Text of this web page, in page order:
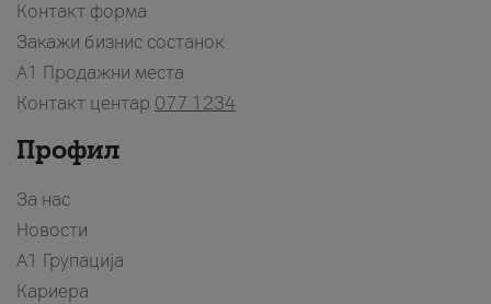
Контакт форма
Закажи бизнис состанок
A1 Продажни места
Контакт центар 077 1234
Профил
За нас
Новости
А1 Групација
Кариера